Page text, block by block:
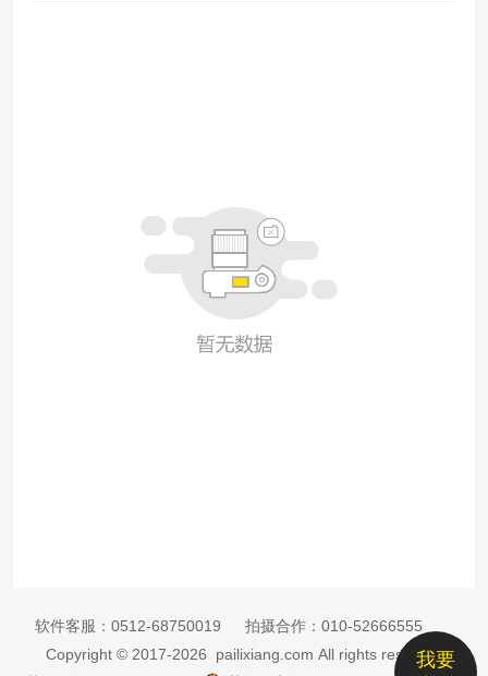
我要
软件客服： 0512-68750019 拍摄合作： 010-52666555
Copyright © 2017-2026 pailixiang.com All rights reserved